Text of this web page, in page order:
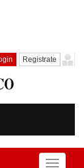
Registrate
Toggle